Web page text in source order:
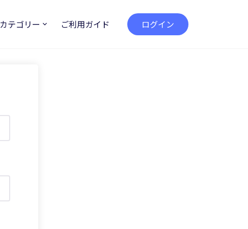
カテゴリー ご利用ガイド ログイン